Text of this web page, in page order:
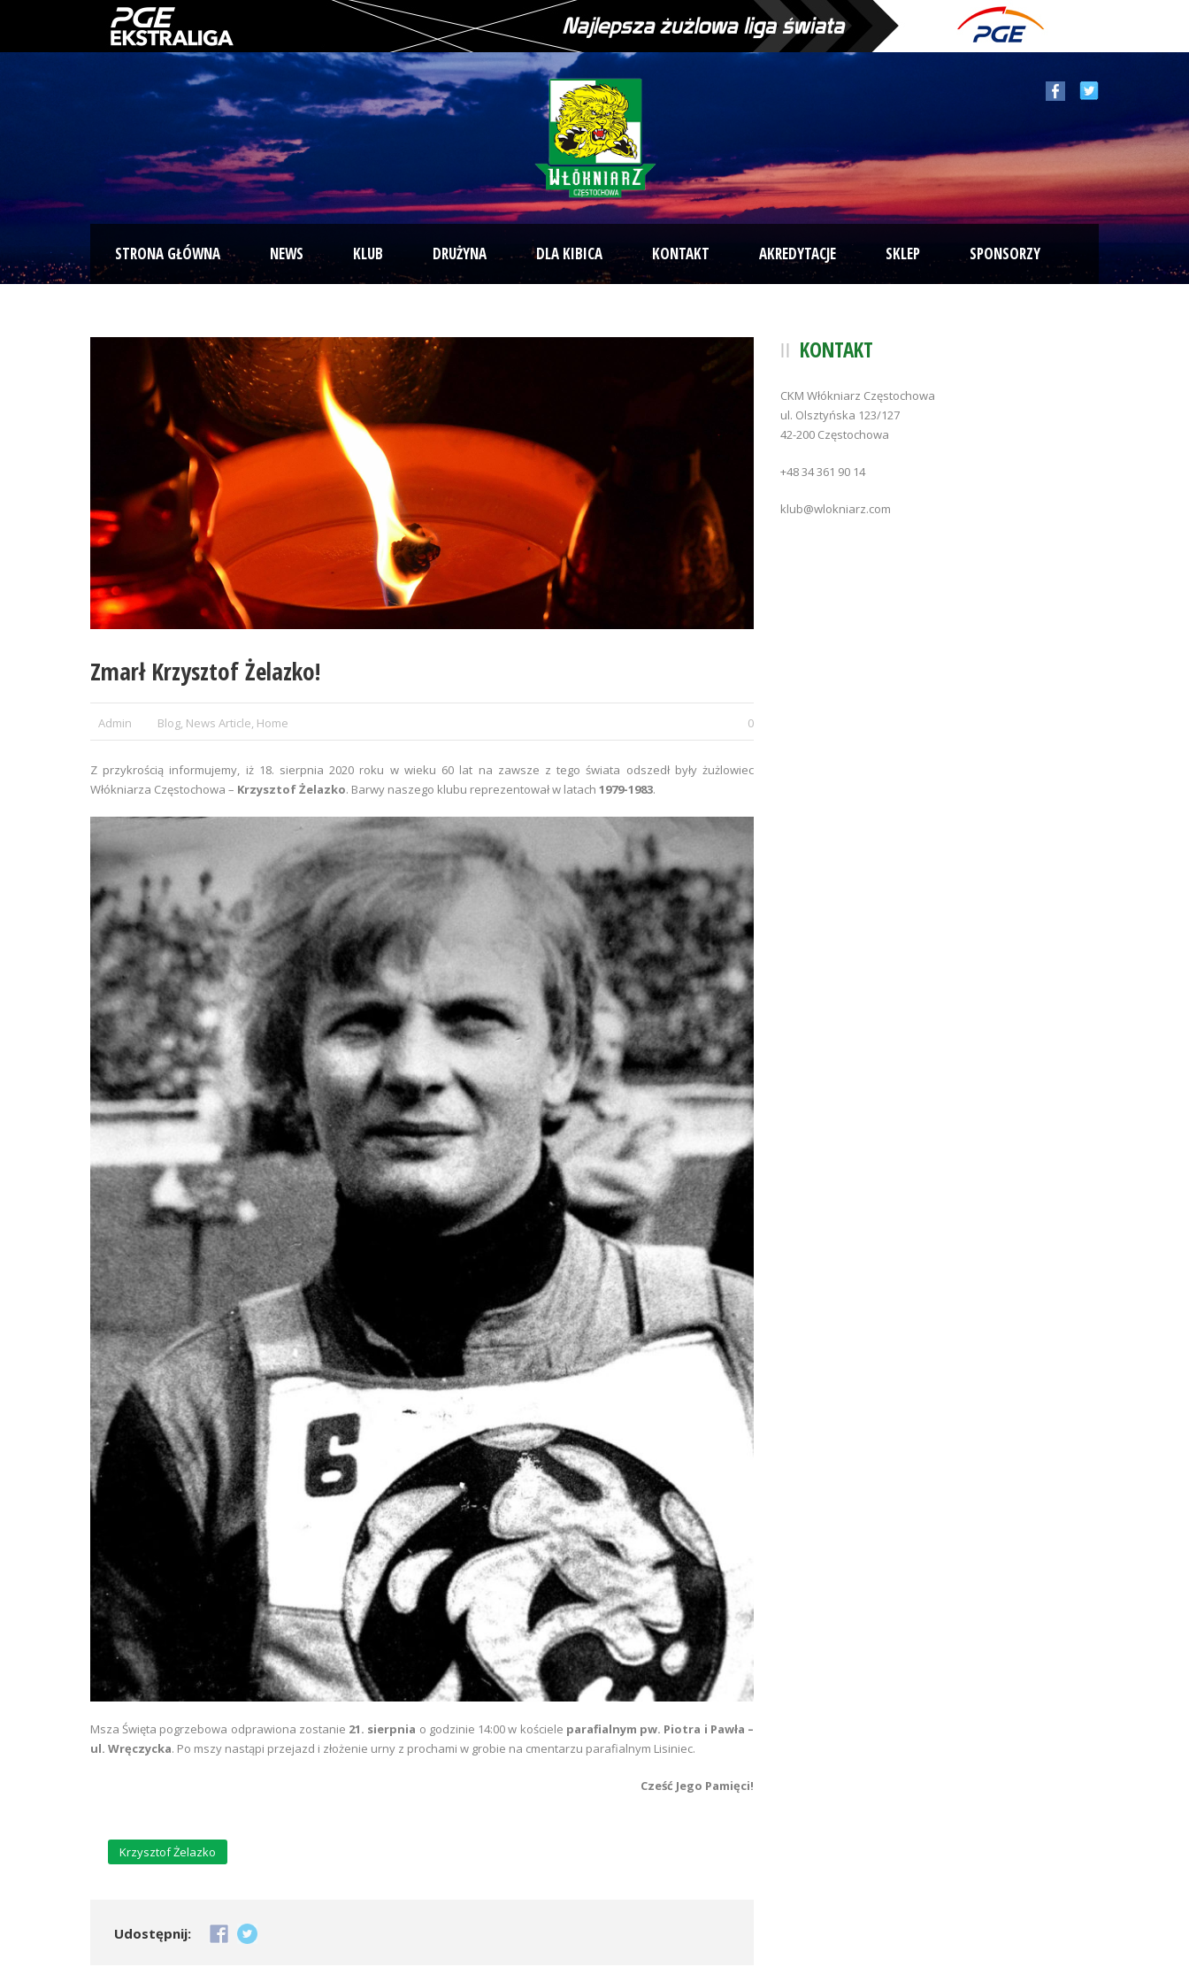
STRONA GŁÓWNA NEWS KLUB DRUŻYNA DLA KIBICA KONTAKT AKREDYTACJE SKLEP SPONSORZY
Zmarł Krzysztof Żelazko!
Admin Blog, News Article, Home 0
Z przykrością informujemy, iż 18. sierpnia 2020 roku w wieku 60 lat na zawsze z tego świata odszedł były żużlowiec
Włókniarza Częstochowa – Krzysztof Żelazko. Barwy naszego klubu reprezentował w latach 1979-1983.
Msza Święta pogrzebowa odprawiona zostanie 21. sierpnia o godzinie 14:00 w kościele parafialnym pw. Piotra i Pawła –
ul. Wręczycka. Po mszy nastąpi przejazd i złożenie urny z prochami w grobie na cmentarzu parafialnym Lisiniec.
Cześć Jego Pamięci!
Krzysztof Żelazko
Udostępnij:
KONTAKT
CKM Włókniarz Częstochowa
ul. Olsztyńska 123/127
42-200 Częstochowa
+48 34 361 90 14
klub@wlokniarz.com